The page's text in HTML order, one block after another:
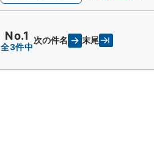
No.1
全3件中
次の件名 末尾